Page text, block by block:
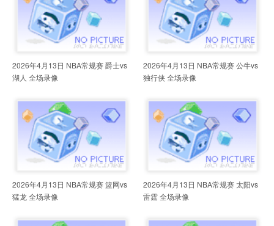
2026年4月13日 NBA常规赛 爵士vs
湖人 全场录像
2026年4月13日 NBA常规赛 公牛vs
独行侠 全场录像
2026年4月13日 NBA常规赛 篮网vs
猛龙 全场录像
2026年4月13日 NBA常规赛 太阳vs
雷霆 全场录像